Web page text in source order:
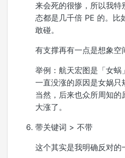
来会死的很惨，所以我
态都是几千倍 PE 的。比
敢碰。
有支撑再有一点是想象空
举例：航天宏图是「女蜗
一直没涨的原因是女娲只
当然，后来也众所周知的
大涨了。
带关键词 > 不带
这个其实是我明确反对的